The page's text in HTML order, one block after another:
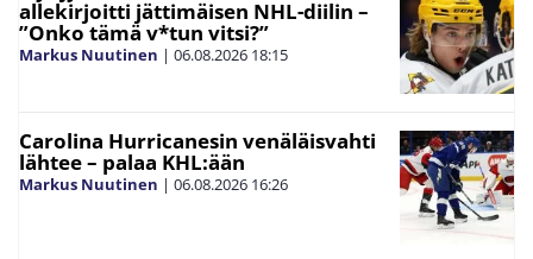
allekirjoitti jättimäisen NHL-diilin –
”Onko tämä v*tun vitsi?”
Markus Nuutinen | 06.08.2026 18:15
Carolina Hurricanesin venäläisvahti
lähtee – palaa KHL:ään
Markus Nuutinen | 06.08.2026 16:26